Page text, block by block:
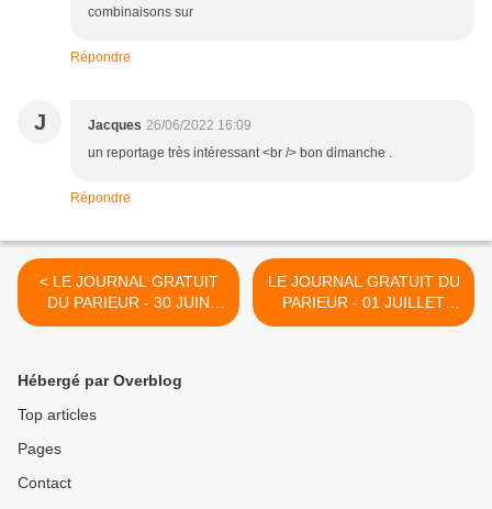
combinaisons sur
Répondre
J Jacques 26/06/2022 16:09
un reportage très intéressant <br /> bon dimanche .
Répondre
< LE JOURNAL GRATUIT
DU PARIEUR - 30 JUIN
2022 - COUPLE DU JOUR
LE JOURNAL GRATUIT DU
PARIEUR - 01 JUILLET
2022 - COUPLE DU JOUR
Hébergé par Overblog
Top articles
Pages
Contact